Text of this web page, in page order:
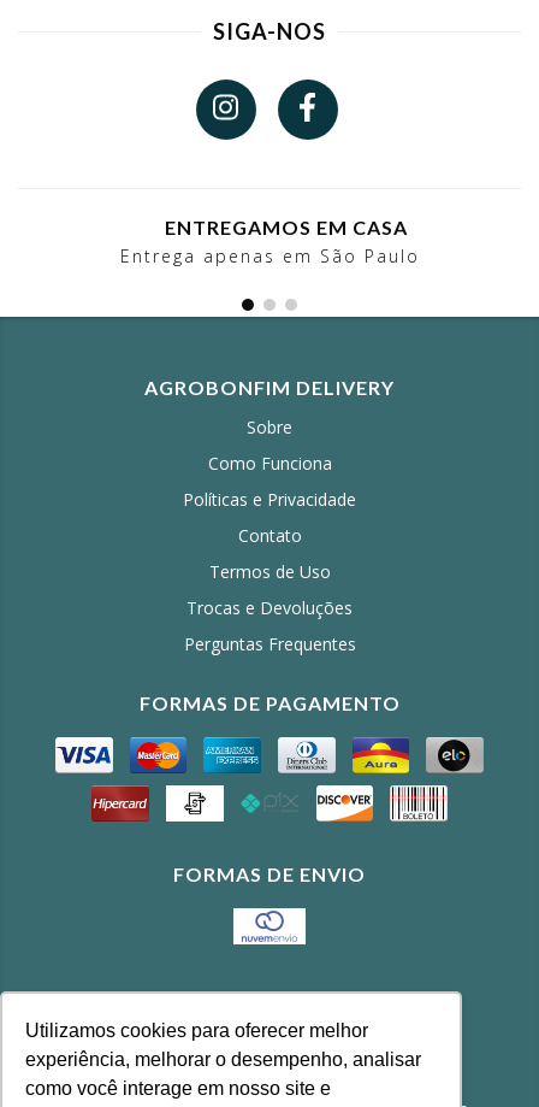
Utilizamos cookies para oferecer melhor
experiência, melhorar o desempenho, analisar
como você interage em nosso site e
SIGA-NOS
ENTREGAMOS EM CASA
Entrega apenas em São Paulo
AGROBONFIM DELIVERY
Sobre
Como Funciona
Políticas e Privacidade
Contato
Termos de Uso
Trocas e Devoluções
Perguntas Frequentes
FORMAS DE PAGAMENTO
FORMAS DE ENVIO
CONTATO
(11) 3643-4100
feira@agrobonfim.com.br